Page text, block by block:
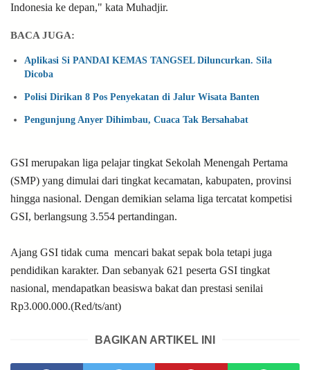
Indonesia ke depan," kata Muhadjir.
BACA JUGA:
Aplikasi Si PANDAI KEMAS TANGSEL Diluncurkan. Sila
Dicoba
Polisi Dirikan 8 Pos Penyekatan di Jalur Wisata Banten
Pengunjung Anyer Dihimbau, Cuaca Tak Bersahabat
GSI merupakan liga pelajar tingkat Sekolah Menengah Pertama
(SMP) yang dimulai dari tingkat kecamatan, kabupaten, provinsi
hingga nasional. Dengan demikian selama liga tercatat kompetisi
GSI, berlangsung 3.554 pertandingan.
Ajang GSI tidak cuma mencari bakat sepak bola tetapi juga
pendidikan karakter. Dan sebanyak 621 peserta GSI tingkat
nasional, mendapatkan beasiswa bakat dan prestasi senilai
Rp3.000.000.(Red/ts/ant)
BAGIKAN ARTIKEL INI